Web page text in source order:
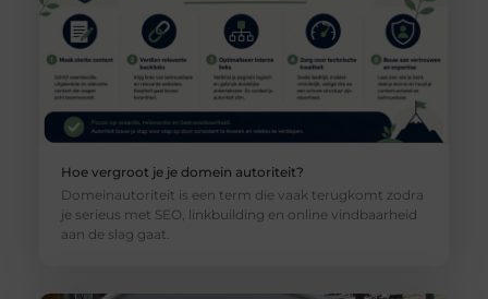
Hoe vergroot je je domein autoriteit?
Domeinautoriteit is een term die vaak terugkomt zodra
je serieus met SEO, linkbuilding en online vindbaarheid
aan de slag gaat.